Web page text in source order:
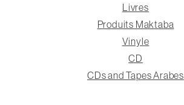
Livres
Produits Maktaba
Vinyle
CD
CDs and Tapes Arabes